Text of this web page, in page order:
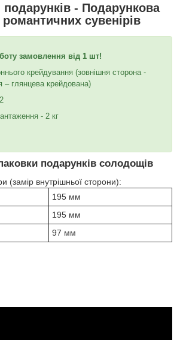
- Подарункова
сувенірів
замовлення від 1 шт!
крейдування (зовнішня сторона -
– глянцева крейдована)
- 2 кг
подарунків солодощів
(замір внутрішньої сторони):
195 мм
195 мм
97 мм